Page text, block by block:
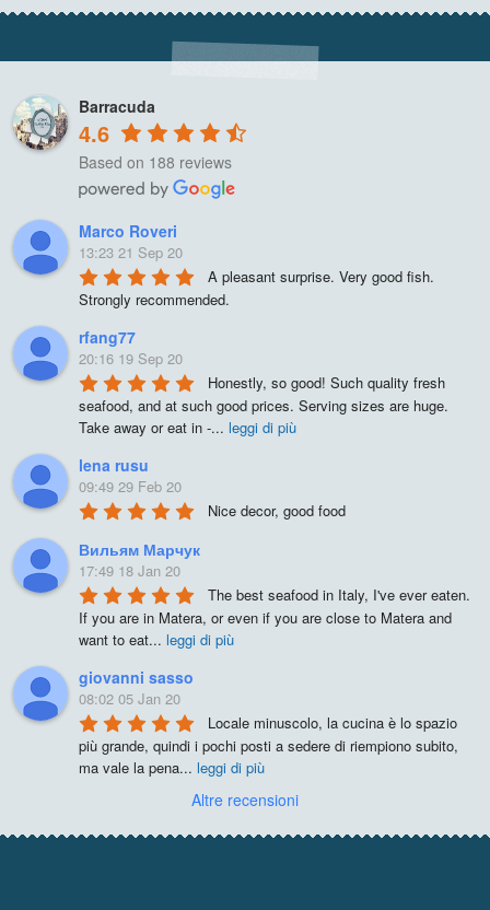
Barracuda
4.6
Based on 188 reviews
Marco Roveri
13:23 21 Sep 20
A pleasant surprise. Very good fish.
Strongly recommended.
rfang77
20:16 19 Sep 20
Honestly, so good! Such quality fresh
seafood, and at such good prices. Serving sizes are huge.
Take away or eat in -... leggi di più
lena rusu
09:49 29 Feb 20
Nice decor, good food
Вильям Марчук
17:49 18 Jan 20
The best seafood in Italy, I've ever eaten.
If you are in Matera, or even if you are close to Matera and
want to eat... leggi di più
giovanni sasso
08:02 05 Jan 20
Locale minuscolo, la cucina è lo spazio
più grande, quindi i pochi posti a sedere di riempiono subito,
ma vale la pena... leggi di più
Altre recensioni